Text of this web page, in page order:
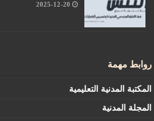
2025-12-20
روابط مهمة
المكتبة المدنية التعليمية
المجلة المدنية